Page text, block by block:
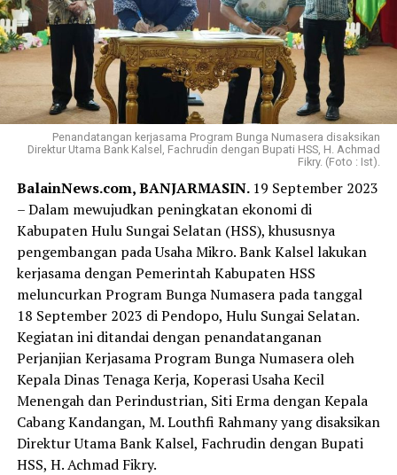
Penandatangan kerjasama Program Bunga Numasera disaksikan
Direktur Utama Bank Kalsel, Fachrudin dengan Bupati HSS, H. Achmad
Fikry. (Foto : Ist).
BalainNews.com, BANJARMASIN. 19 September 2023
– Dalam mewujudkan peningkatan ekonomi di
Kabupaten Hulu Sungai Selatan (HSS), khususnya
pengembangan pada Usaha Mikro. Bank Kalsel lakukan
kerjasama dengan Pemerintah Kabupaten HSS
meluncurkan Program Bunga Numasera pada tanggal
18 September 2023 di Pendopo, Hulu Sungai Selatan.
Kegiatan ini ditandai dengan penandatanganan
Perjanjian Kerjasama Program Bunga Numasera oleh
Kepala Dinas Tenaga Kerja, Koperasi Usaha Kecil
Menengah dan Perindustrian, Siti Erma dengan Kepala
Cabang Kandangan, M. Louthfi Rahmany yang disaksikan
Direktur Utama Bank Kalsel, Fachrudin dengan Bupati
HSS, H. Achmad Fikry.